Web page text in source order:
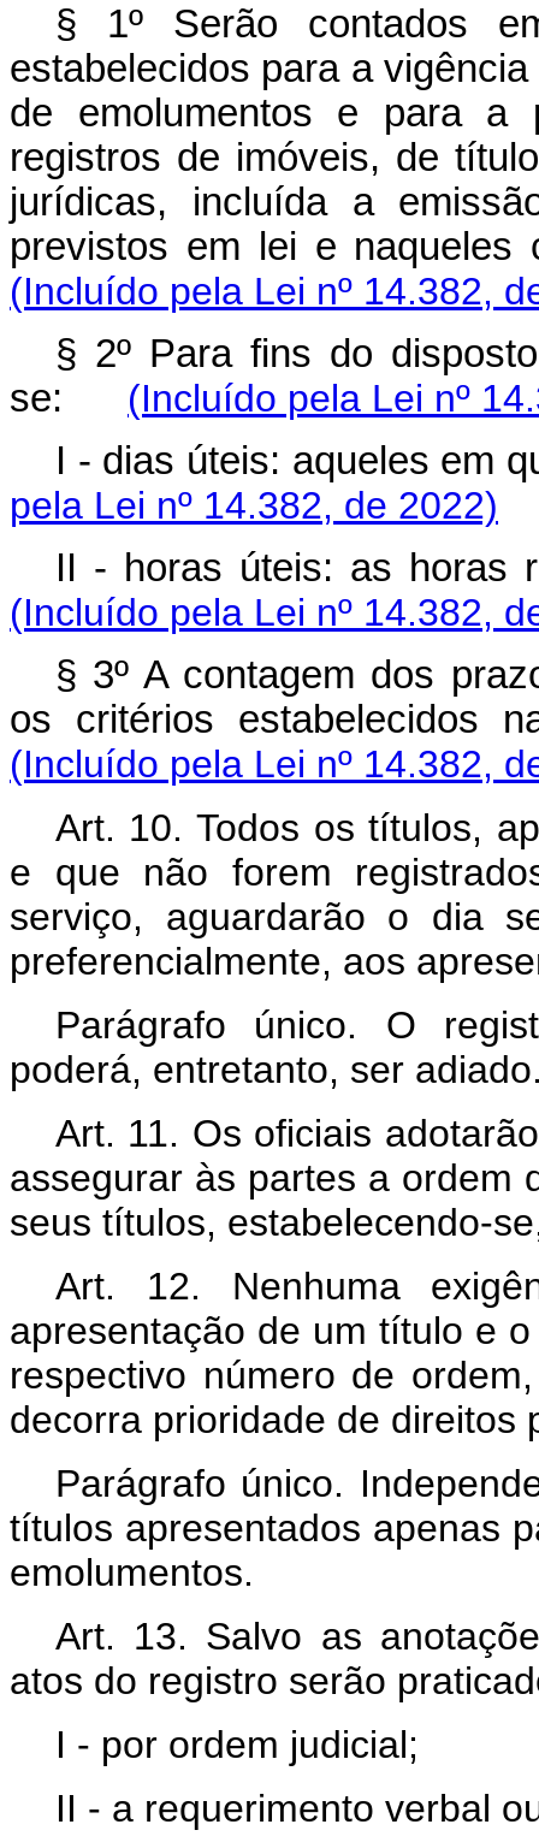
§ 1º Serão contados
estabelecidos para a
de emolumentos e para a
registros de imóveis, de
jurídicas, incluída a
previstos em lei e
(Incluído pela Lei nº 14.382,
§ 2º Para fins do
se: (Incluído pela Lei nº
I - dias úteis: aqueles
pela Lei nº 14.382, de 2022)
II - horas úteis: as
(Incluído pela Lei nº 14.382,
§ 3º A contagem dos
os critérios
(Incluído pela Lei nº 14.382,
Art. 10. Todos os títulos,
e que não forem
serviço, aguardarão o dia
preferencialmente, aos
Parágrafo único. O
poderá, entretanto, ser
Art. 11. Os oficiais
assegurar às partes a ordem
seus títulos, estabelecendo-
Art. 12. Nenhuma
apresentação de um título e
respectivo número de
decorra prioridade de direitos
Parágrafo único.
títulos apresentados apenas
emolumentos.
Art. 13. Salvo as
atos do registro serão
I - por ordem judicial;
II - a requerimento verbal